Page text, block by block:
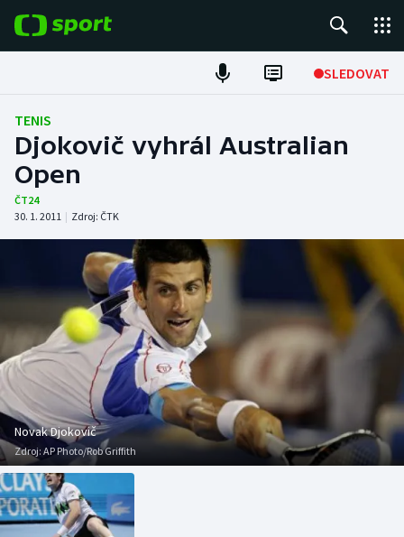
SLEDOVAT
Fotbal
Hokej
Tenis
Atletika
Cyklistika
DALŠÍ SPORTY
Americký fotbal
Baseball a softbal
Basketbal
Biatlon
NEPŘEHLÉDNĚTE
Soutěže
Historické návraty
Aplikace ČT sport
TENIS
Djokovič vyhrál Australian
Open
ČT24
30. 1. 2011 | Zdroj: ČTK
Novak Djokovič
Zdroj: AP Photo/Rob Griffith